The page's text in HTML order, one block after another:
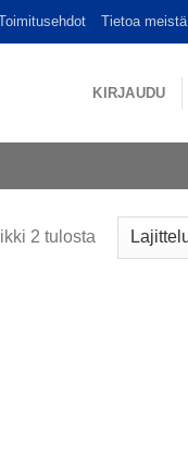
Tietoa meistä
KIRJAUDU
2 tulosta